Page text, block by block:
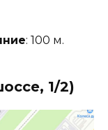
: 100 м.
1/2)